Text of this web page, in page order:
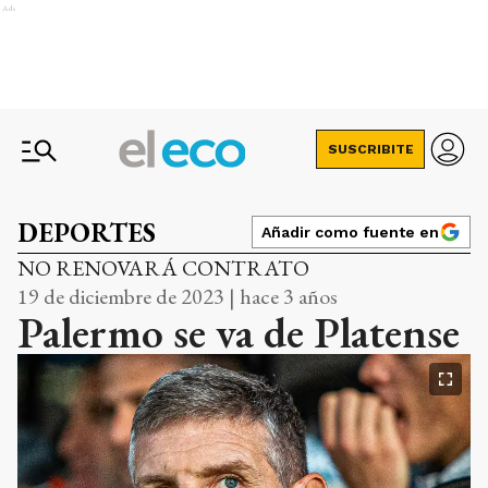
Ads
SUSCRIBITE
DEPORTES Añadir como fuente en
NO RENOVARÁ CONTRATO
19 de diciembre de 2023 | hace 3 años
Palermo se va de Platense